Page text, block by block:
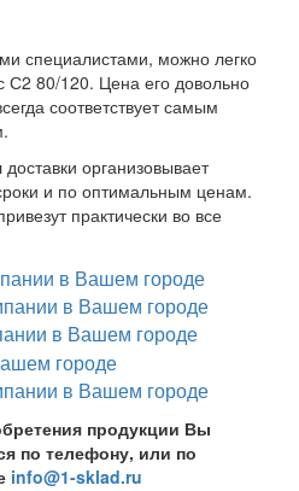
специалистами, можно легко
С2 80/120. Цена его довольно
соответствует самым
организовывает
и по оптимальным ценам.
практически во все
продукции Вы
по телефону, или по
info@1-sklad.ru